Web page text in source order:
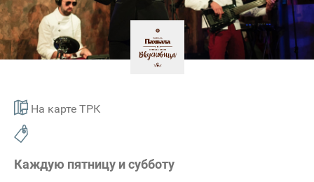
На карте ТРК
Каждую пятницу и субботу